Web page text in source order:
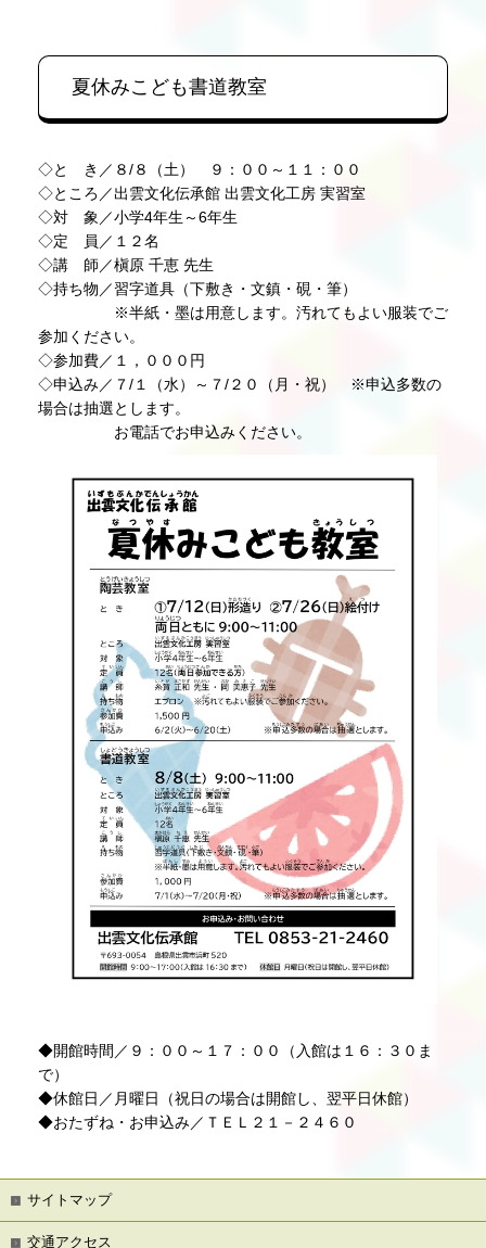
夏休みこども書道教室
◇と き／８/８（土） ９：００～１１：００
◇ところ／出雲文化伝承館 出雲文化工房 実習室
◇対 象／小学4年生～6年生
◇定 員／１２名
◇講 師／槇原 千恵 先生
◇持ち物／習字道具（下敷き・文鎮・硯・筆）
※半紙・墨は用意します。汚れてもよい服装でご
参加ください。
◇参加費／１，０００円
◇申込み／７/１（水）～７/２０（月・祝） ※申込多数の
場合は抽選とします。
お電話でお申込みください。
◆開館時間／９：００～１７：００（入館は１６：３０ま
で）
◆休館日／月曜日（祝日の場合は開館し、翌平日休館）
◆おたずね・お申込み／ＴＥＬ２１－２４６０
サイトマップ
交通アクセス